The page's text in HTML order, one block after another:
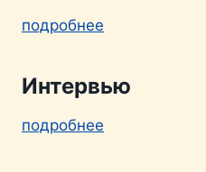
подробнее
Интервью
подробнее